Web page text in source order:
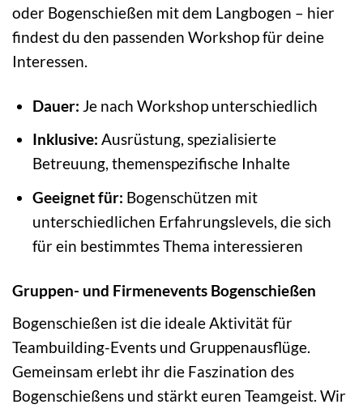
oder Bogenschießen mit dem Langbogen – hier
findest du den passenden Workshop für deine
Interessen.
Dauer: Je nach Workshop unterschiedlich
Inklusive: Ausrüstung, spezialisierte
Betreuung, themenspezifische Inhalte
Geeignet für: Bogenschützen mit
unterschiedlichen Erfahrungslevels, die sich
für ein bestimmtes Thema interessieren
Gruppen- und Firmenevents Bogenschießen
Bogenschießen ist die ideale Aktivität für
Teambuilding-Events und Gruppenausflüge.
Gemeinsam erlebt ihr die Faszination des
Bogenschießens und stärkt euren Teamgeist. Wir